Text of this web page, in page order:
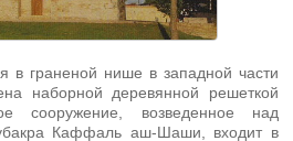
в граненой нише в западной части
наборной деревянной решеткой
сооружение, возведенное над
Каффаль аш-Шаши, входит в